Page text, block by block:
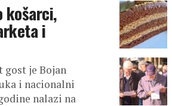
košarci,
i
gost je Bojan
i nacionalni
nalazi na